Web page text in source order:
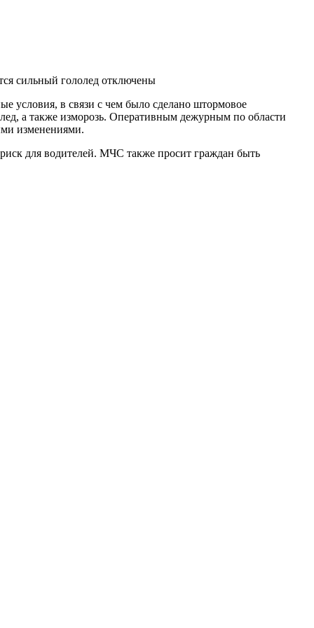
сильный гололед отключены
условия, в связи с чем было сделано штормовое
а также изморозь. Оперативным дежурным по области
изменениями.
для водителей. МЧС также просит граждан быть